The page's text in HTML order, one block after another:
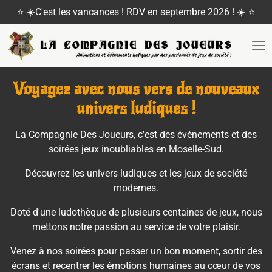
Passer
au
contenu
principal
⭐ ☀️C'est les vancances ! RDV en septembre 2026 ! ☀️ ⭐
Voyagez avec nous vers de nouveaux
univers ludiques !
La Compagnie Des Joueurs, c'est des évènements et des
soirées jeux inoubliables en Moselle-Sud.
Découvrez les univers ludiques et les jeux de société
modernes.
Doté d'une ludothèque de plusieurs centaines de jeux, nous
mettons notre passion au service de votre plaisir.
Venez à nos soirées pour passer un bon moment, sortir des
écrans et recentrer les émotions humaines au cœur de vos